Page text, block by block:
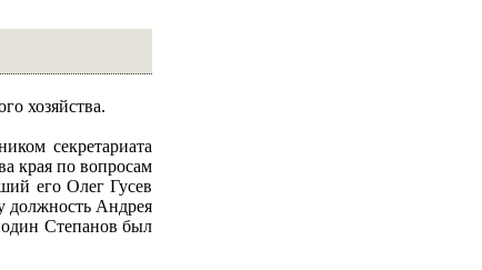
хозяйства.
секретариата
края по вопросам
его Олег Гусев
должность Андрея
Степанов был